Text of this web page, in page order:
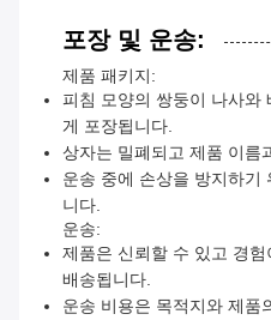
포장 및 운송:
제품 패키지:
피침 모양의 쌍둥이 나사와
게 포장됩니다.
상자는 밀폐되고 제품 이름
운송 중에 손상을 방지하기
니다.
운송:
제품은 신뢰할 수 있고 경
배송됩니다.
운송 비용은 목적지와 제품